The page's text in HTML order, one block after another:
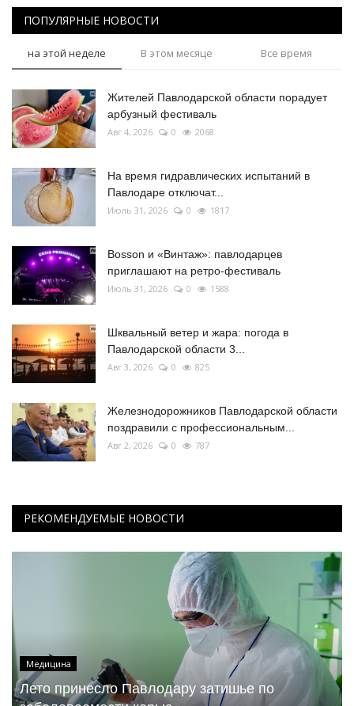
ПОПУЛЯРНЫЕ НОВОСТИ
на этой неделе В этом месяце Все время
Жителей Павлодарской области порадует
арбузный фестиваль
Авг 4, 2026 0 2068
На время гидравлических испытаний в
Павлодаре отключат...
Июль 31, 2026 0 1817
Bosson и «Винтаж»: павлодарцев
приглашают на ретро-фестиваль
Июль 31, 2026 0 1588
Шквальный ветер и жара: погода в
Павлодарской области 3...
Авг 3, 2026 0 825
Железнодорожников Павлодарской области
поздравили с профессиональным...
Авг 2, 2026 0 787
РЕКОМЕНДУЕМЫЕ НОВОСТИ
Медицина
Лето принесло Павлодару затишье по